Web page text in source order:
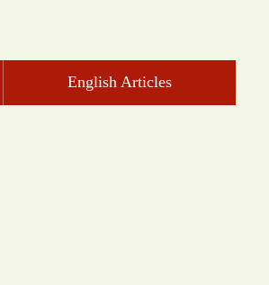
English Articles